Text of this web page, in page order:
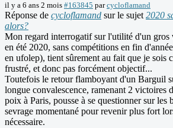
il y a 6 ans 2 mois #163845 parcycloflamand
Réponse de cycloflamand sur le sujet 2020
alors?
Mon regard interrogatif sur l'utilité d'un gros
en été 2020, sans compétitions en fin
en ufolep), tient sûrement au fait que je sois
frustré, et donc pas forcément objectif...
Toutefois le retour flamboyant d'un Barguil
longue convalescence, ramenant 2 victoires
poix à Paris, pousse à se questionner sur les
sevrage momentané pour revenir plus fort
nécessaire.